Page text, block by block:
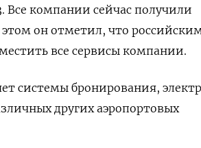
Все компании сейчас получили
он отметил, что
все сервисы компании.
системы бронирования,
других аэропортовых